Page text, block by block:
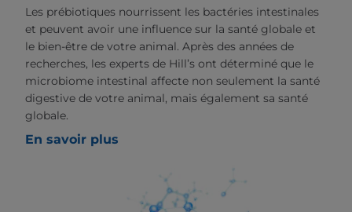
Les prébiotiques nourrissent les bactéries intestinales
et peuvent avoir une influence sur la santé globale et
le bien-être de votre animal. Après des années de
recherches, les experts de Hill’s ont déterminé que le
microbiome intestinal affecte non seulement la santé
digestive de votre animal, mais également sa santé
globale.
En savoir plus